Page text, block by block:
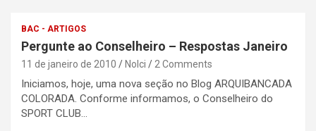
BAC - ARTIGOS
Pergunte ao Conselheiro – Respostas Janeiro
11 de janeiro de 2010 Nolci 2 Comments
Iniciamos, hoje, uma nova seção no Blog ARQUIBANCADA
COLORADA. Conforme informamos, o Conselheiro do
SPORT CLUB…